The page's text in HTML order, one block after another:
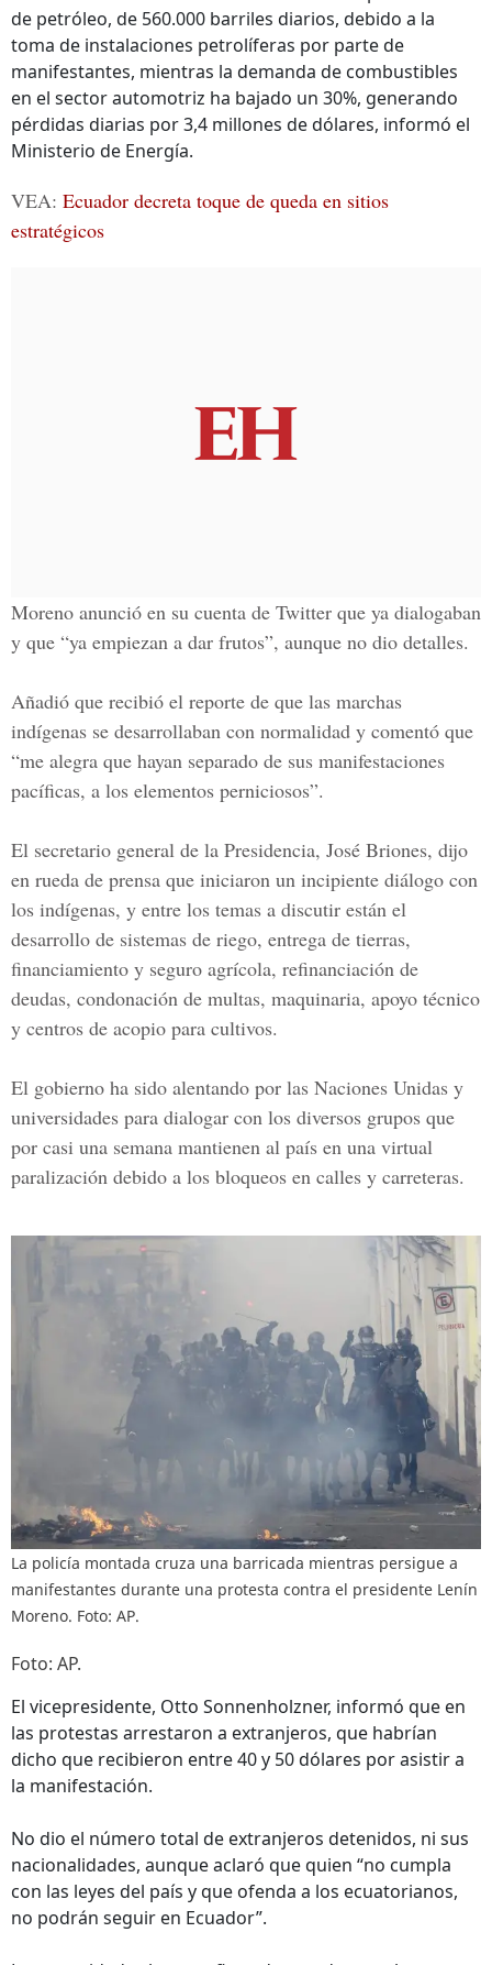
de petróleo, de 560.000 barriles diarios, debido a la
toma de instalaciones petrolíferas por parte de
manifestantes, mientras la demanda de combustibles
en el sector automotriz ha bajado un 30%, generando
pérdidas diarias por 3,4 millones de dólares, informó el
Ministerio de Energía.
VEA: Ecuador decreta toque de queda en sitios
estratégicos
Moreno anunció en su cuenta de Twitter que ya dialogaban
y que “ya empiezan a dar frutos”, aunque no dio detalles.
Añadió que recibió el reporte de que las marchas
indígenas se desarrollaban con normalidad y comentó que
“me alegra que hayan separado de sus manifestaciones
pacíficas, a los elementos perniciosos”.
El secretario general de la Presidencia, José Briones, dijo
en rueda de prensa que iniciaron un incipiente diálogo con
los indígenas, y entre los temas a discutir están el
desarrollo de sistemas de riego, entrega de tierras,
financiamiento y seguro agrícola, refinanciación de
deudas, condonación de multas, maquinaria, apoyo técnico
y centros de acopio para cultivos.
El gobierno ha sido alentando por las Naciones Unidas y
universidades para dialogar con los diversos grupos que
por casi una semana mantienen al país en una virtual
paralización debido a los bloqueos en calles y carreteras.
La policía montada cruza una barricada mientras persigue a
manifestantes durante una protesta contra el presidente Lenín
Moreno. Foto: AP.
Foto: AP.
El vicepresidente, Otto Sonnenholzner, informó que en
las protestas arrestaron a extranjeros, que habrían
dicho que recibieron entre 40 y 50 dólares por asistir a
la manifestación.
No dio el número total de extranjeros detenidos, ni sus
nacionalidades, aunque aclaró que quien “no cumpla
con las leyes del país y que ofenda a los ecuatorianos,
no podrán seguir en Ecuador”.